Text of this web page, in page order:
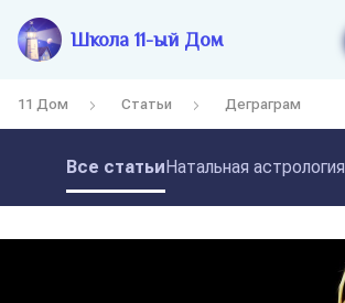
Школа 11-ый Дом
11 Дом Статьи Деграграм
Все статьиНатальная астрология